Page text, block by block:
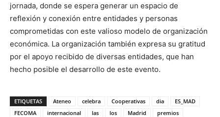
jornada, donde se espera generar un espacio de
reflexión y conexión entre entidades y personas
comprometidas con este valioso modelo de organización
económica. La organización también expresa su gratitud
por el apoyo recibido de diversas entidades, que han
hecho posible el desarrollo de este evento.
ETIQUETAS Ateneo celebra Cooperativas dia
ES_MAD
FECOMA
internacional las los Madrid
premios